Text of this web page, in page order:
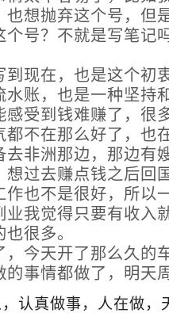
也想抛弃这个号，但
个号？不就是写笔记
到现在，也是这个初
水账，也是一种坚持
感受到钱难赚了，很
都不在那么好了，也
去非洲那边，那边有
想过去赚点钱之后回
作也不是很好，所以
业我觉得只要有收入
很多。
，今天开了那么久的
的事情都做了，明天
认真做事，人在做，